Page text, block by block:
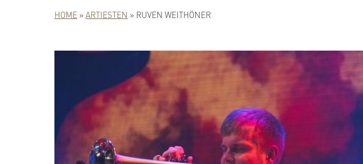
HOME » ARTIESTEN » RUVEN WEITHÖNER